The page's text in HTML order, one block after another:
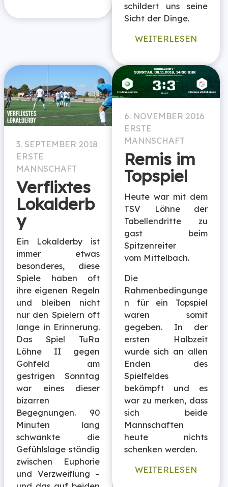
schildert uns seine
Sicht der Dinge.
WEITERLESEN
3. SEPTEMBER 2018
ERSTE
MANNSCHAFT
Verflixtes
Lokalderb
y
Ein Lokalderby ist
immer etwas
besonderes, diese
Spiele haben oft
ihre eigenen Regeln
und bleiben nicht
nur den Spielern oft
lange in Erinnerung.
Das Spiel TuRa
Löhne II gegen
Gohfeld am
gestrigen Sonntag
war eines dieser
bizarren
Begegnungen. 90
Minuten lang
schwankte die
Gefühlslage ständig
zwischen Euphorie
und Verzweiflung –
6. NOVEMBER 2016
ERSTE
MANNSCHAFT
Remis im
Topspiel
Heute war mit dem
TSV Löhne der
Tabellendritte zu
gast beim
Spitzenreiter
vom Mittelbach.
Die
Rahmenbedingunge
n für ein Topspiel
waren somit
gegeben. In der
ersten Halbzeit
wurde sich an allen
Enden des
Spielfeldes
bekämpft und es
war zu merken, dass
sich beide
Mannschaften
heute nichts
schenken werden.
WEITERLESEN